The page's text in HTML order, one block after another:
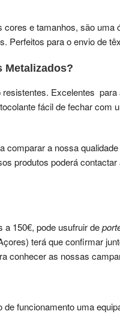
e tamanhos, são uma
Perfeitos para o envio de
Metalizados?
Excelentes
fácil de fechar
comparar a nossa
produtos poderá
150€, pode usufruir de
terá que confirmar
conhecer as nossas
funcionamento uma